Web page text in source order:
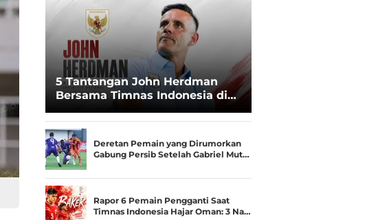
5 Tantangan John Herdman
Bersama Timnas Indonesia di
Spesialis Runner-up Menjadi
Juara
Deretan Pemain yang Dirumorkan
Gabung Persib Setelah Gabriel Mut…
Rapor 6 Pemain Pengganti Saat
Timnas Indonesia Hajar Oman: 3 Na…